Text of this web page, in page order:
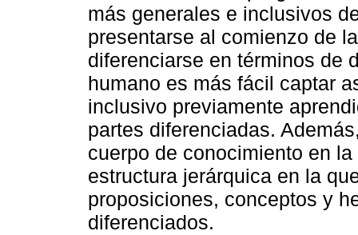
más generales e inclusivos
presentarse al comienzo de
diferenciarse en términos de
humano es más fácil captar
inclusivo previamente
partes diferenciadas.
cuerpo de conocimiento en
estructura jerárquica en la
proposiciones, conceptos y
diferenciados.